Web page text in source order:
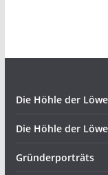
Die Höhle der
Die Höhle der
Gründerporträts